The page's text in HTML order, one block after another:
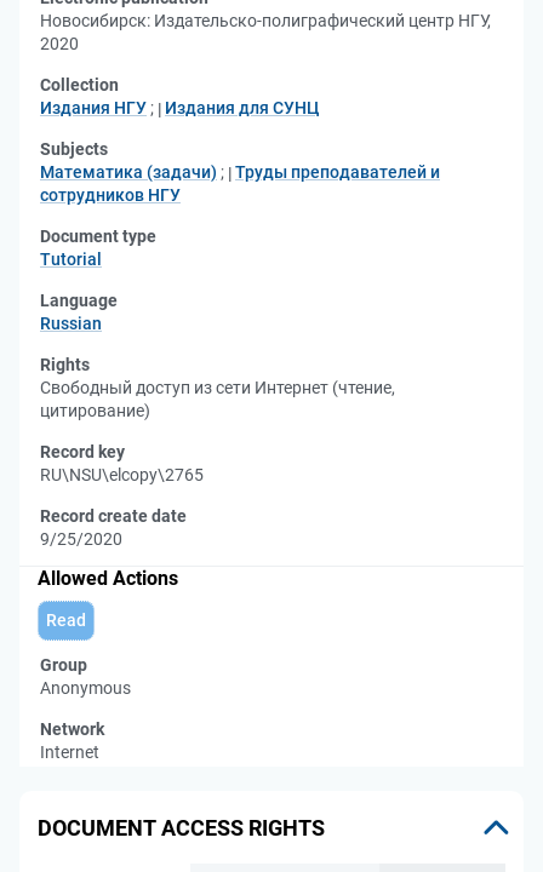
Новосибирск: Издательско-полиграфический центр НГУ,
2020
Collection
Издания НГУ ; Издания для СУНЦ
Subjects
Математика (задачи) ; Труды преподавателей и
сотрудников НГУ
Document type
Tutorial
Language
Russian
Rights
Свободный доступ из сети Интернет (чтение,
цитирование)
Record key
RU\NSU\elcopy\2765
Record create date
9/25/2020
Allowed Actions
Read
Group
Anonymous
Network
Internet
DOCUMENT ACCESS RIGHTS